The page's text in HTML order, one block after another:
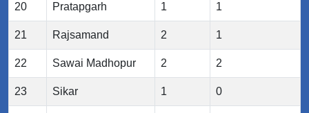
20 Pratapgarh 1 1
21 Rajsamand 2 1
22 Sawai Madhopur 2 2
23 Sikar 1 0